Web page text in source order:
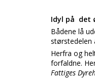
Idyl på det
Bådene lå
størstedelen
Herfra og
forfaldne.
Fattiges